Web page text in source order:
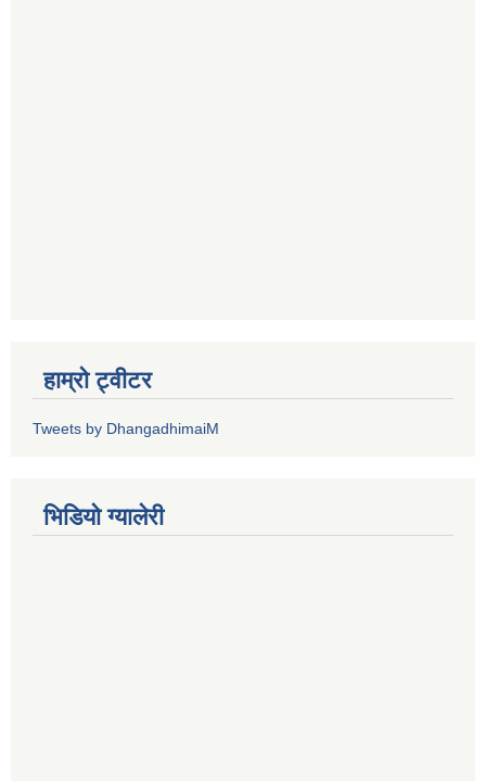
हाम्रो ट्वीटर
Tweets by DhangadhimaiM
भिडियाे ग्यालेरी